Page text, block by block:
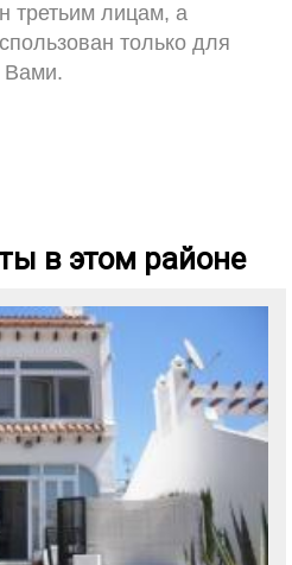
третьим лицам, а
только для
Вами.
в этом районе